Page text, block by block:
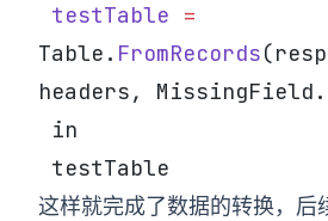
testTable =
Table. FromRecords
headers,
in
testTable
这样就完成了数据的转换，后